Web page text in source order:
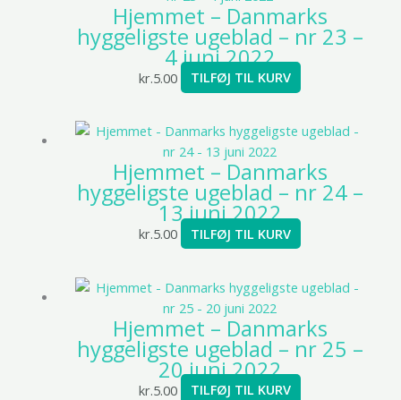
Hjemmet – Danmarks
hyggeligste ugeblad – nr 23 –
4 juni 2022
kr.5.00 TILFØJ TIL KURV
Hjemmet – Danmarks
hyggeligste ugeblad – nr 24 –
13 juni 2022
kr.5.00 TILFØJ TIL KURV
Hjemmet – Danmarks
hyggeligste ugeblad – nr 25 –
20 juni 2022
kr.5.00 TILFØJ TIL KURV